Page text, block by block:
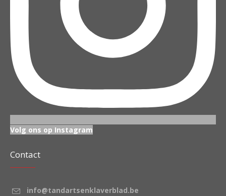
Volg ons op Instagram
Contact
info@tandartsenklaverblad.be